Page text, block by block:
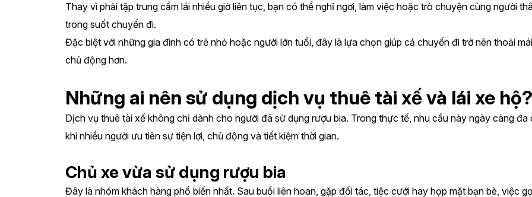
Thay vì phải tập trung cầm lái nhiều giờ liên tục, bạn có thể nghỉ ngơi, làm việc hoặc trò chuyện cùng người
trong suốt chuyến đi.
Đặc biệt với những gia đình có trẻ nhỏ hoặc người lớn tuổi, đây là lựa chọn giúp cả chuyến đi trở nên thoải
chủ động hơn.
Những ai nên sử dụng dịch vụ thuê tài xế và lái xe hộ?
Dịch vụ thuê tài xế không chỉ dành cho người đã sử dụng rượu bia. Trong thực tế, nhu cầu này ngày càng đa
khi nhiều người ưu tiên sự tiện lợi, chủ động và tiết kiệm thời gian.
Chủ xe vừa sử dụng rượu bia
Đây là nhóm khách hàng phổ biến nhất. Sau buổi liên hoan, gặp đối tác, tiệc cưới hay họp mặt bạn bè, việc